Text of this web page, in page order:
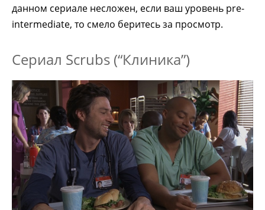
данном сериале несложен, если ваш уровень pre-
intermediate, то смело беритесь за просмотр.
Сериал Scrubs (“Клиника”)